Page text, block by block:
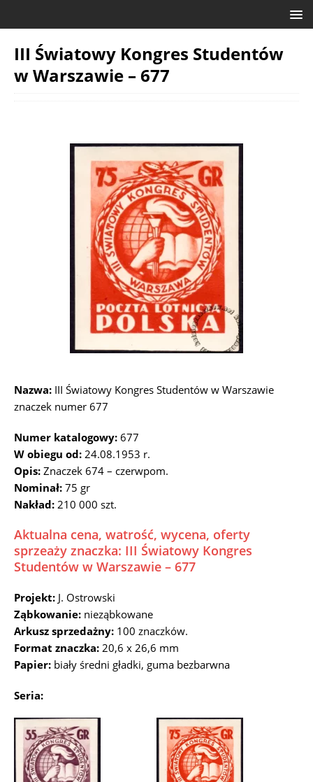
III Światowy Kongres Studentów
w Warszawie – 677
Nazwa: III Światowy Kongres Studentów w Warszawie
znaczek numer 677
Numer katalogowy: 677
W obiegu od: 24.08.1953 r.
Opis: Znaczek 674 – czerwpom.
Nominał: 75 gr
Nakład: 210 000 szt.
Aktualna cena, watrość, wycena, oferty
sprzeaży znaczka: III Światowy Kongres
Studentów w Warszawie – 677
Projekt: J. Ostrowski
Ząbkowanie: nieząbkowane
Arkusz sprzedażny: 100 znaczków.
Format znaczka: 20,6 x 26,6 mm
Papier: biały średni gładki, guma bezbarwna
Seria: